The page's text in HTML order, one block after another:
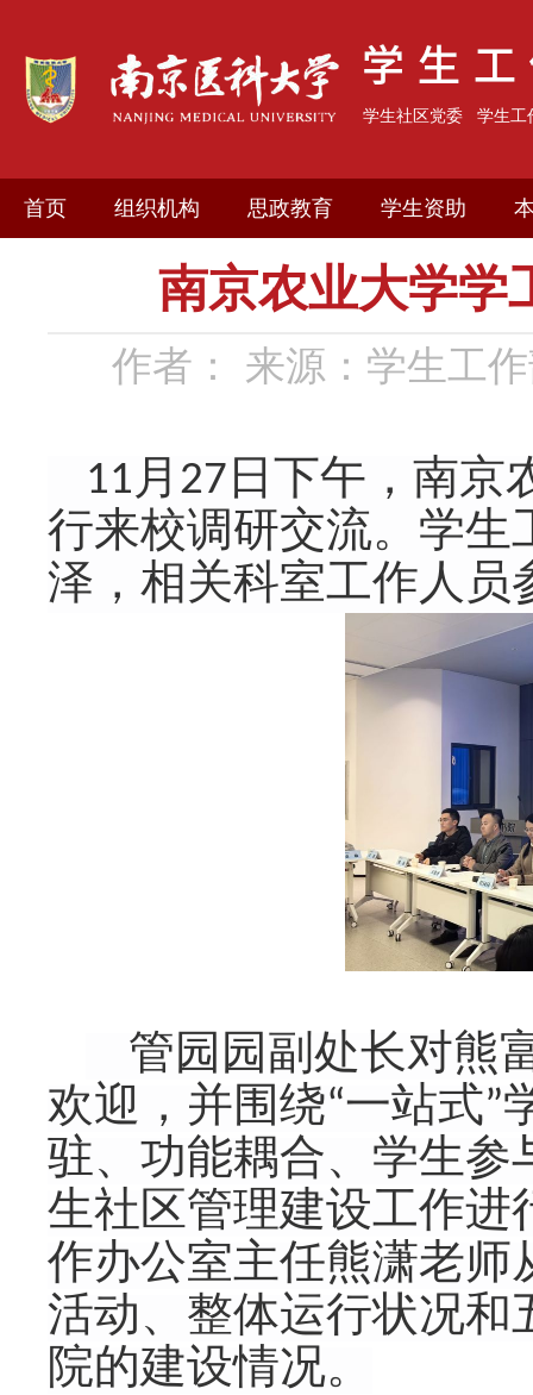
学生社区党委 学生工
首页 组织机构 思政教育 学生资助
南京农业大学学
作者： 来源：学生工
11月27日下午， 南京
行来校调研交流。 学生
泽，相关科室工作人员
管园园副处长对熊
欢迎，并围绕“一站式”
驻、功能耦合、学生参
生社区管理建设工作进
作办公室主任熊潇老师
活动、整体运行状况和
院的建设情况。